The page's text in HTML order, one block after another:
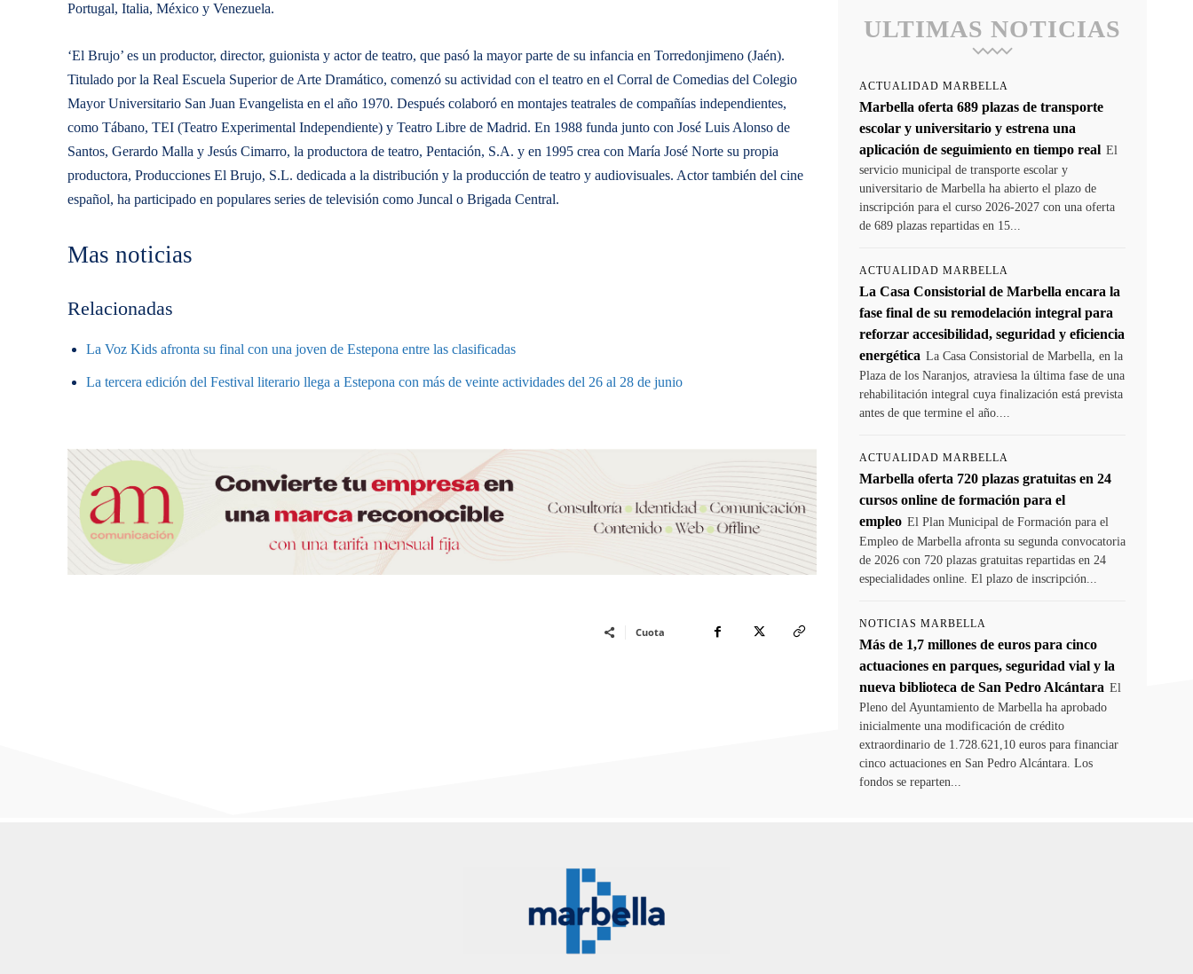
Portugal, Italia, México y Venezuela.
‘El Brujo’ es un productor, director, guionista y actor de teatro, que pasó la mayor parte de su infancia en Torredonjimeno (Jaén).
Titulado por la Real Escuela Superior de Arte Dramático, comenzó su actividad con el teatro en el Corral de Comedias del Colegio
Mayor Universitario San Juan Evangelista en el año 1970. Después colaboró en montajes teatrales de compañías independientes,
como Tábano, TEI (Teatro Experimental Independiente) y Teatro Libre de Madrid. En 1988 funda junto con José Luis Alonso de
Santos, Gerardo Malla y Jesús Cimarro, la productora de teatro, Pentación, S.A. y en 1995 crea con María José Norte su propia
productora, Producciones El Brujo, S.L. dedicada a la distribución y la producción de teatro y audiovisuales. Actor también del cine
español, ha participado en populares series de televisión como Juncal o Brigada Central.
Mas noticias
Relacionadas
La Voz Kids afronta su final con una joven de Estepona entre las clasificadas
La tercera edición del Festival literario llega a Estepona con más de veinte actividades del 26 al 28 de junio
Cuota
ULTIMAS NOTICIAS
ACTUALIDAD MARBELLA
Marbella oferta 689 plazas de transporte
escolar y universitario y estrena una
aplicación de seguimiento en tiempo real El
servicio municipal de transporte escolar y
universitario de Marbella ha abierto el plazo de
inscripción para el curso 2026-2027 con una oferta
de 689 plazas repartidas en 15...
ACTUALIDAD MARBELLA
La Casa Consistorial de Marbella encara la
fase final de su remodelación integral para
reforzar accesibilidad, seguridad y eficiencia
energética La Casa Consistorial de Marbella, en la
Plaza de los Naranjos, atraviesa la última fase de una
rehabilitación integral cuya finalización está prevista
antes de que termine el año....
ACTUALIDAD MARBELLA
Marbella oferta 720 plazas gratuitas en 24
cursos online de formación para el
empleo El Plan Municipal de Formación para el
Empleo de Marbella afronta su segunda convocatoria
de 2026 con 720 plazas gratuitas repartidas en 24
especialidades online. El plazo de inscripción...
NOTICIAS MARBELLA
Más de 1,7 millones de euros para cinco
actuaciones en parques, seguridad vial y la
nueva biblioteca de San Pedro Alcántara El
Pleno del Ayuntamiento de Marbella ha aprobado
inicialmente una modificación de crédito
extraordinario de 1.728.621,10 euros para financiar
cinco actuaciones en San Pedro Alcántara. Los
fondos se reparten...